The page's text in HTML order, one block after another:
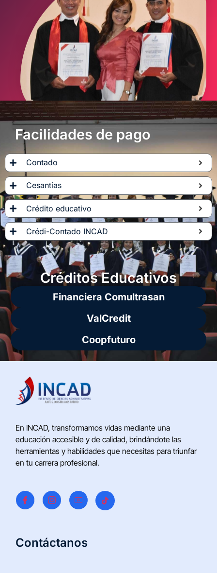
Facilidades de pago
Contado
Cesantías
Crédito educativo
Crédi-Contado INCAD
Créditos Educativos
Financiera Comultrasan
ValCredit
Coopfuturo
En INCAD, transformamos vidas mediante una
educación accesible y de calidad, brindándote las
herramientas y habilidades que necesitas para triunfar
en tu carrera profesional.
Contáctanos